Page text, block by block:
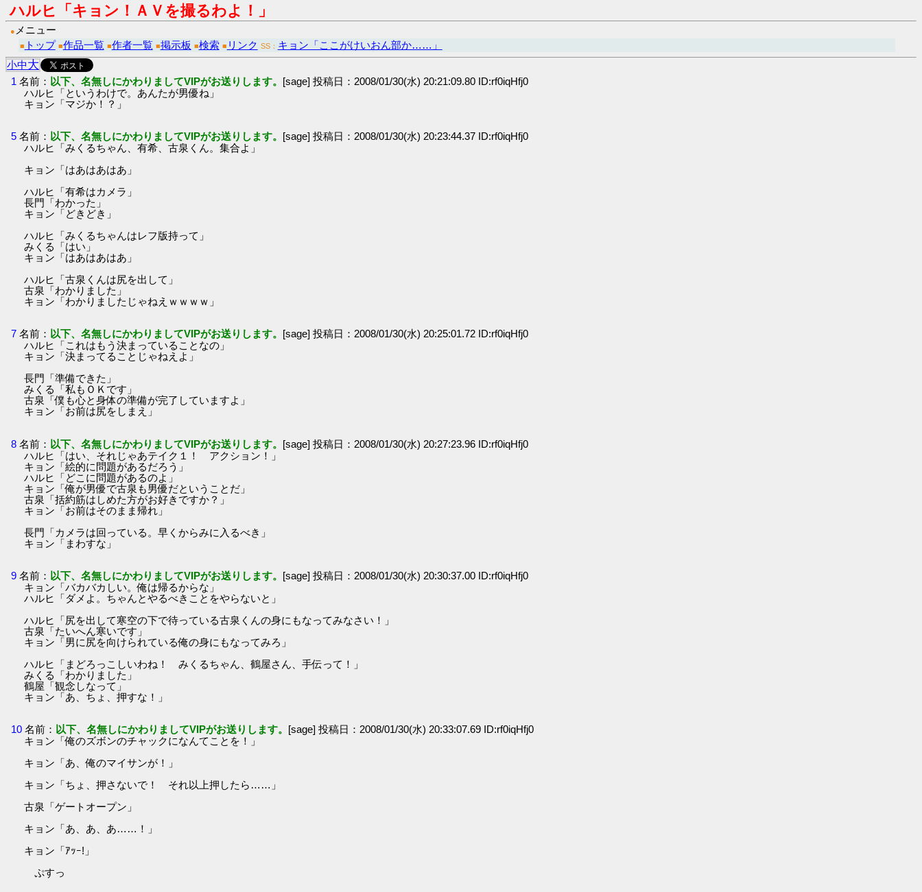
ハルヒ「キョン！ＡＶを撮るわよ！」
● メニュー
■ トップ ■作品一覧 ■作者一覧 ■掲示板 ■検索 ■ リンク SS： キョン「ここがけいおん部か……」
小中大
1 名前： 以下、名無しにかわりましてVIPがお送りします。 [sage] 投稿日：2008/01/30(水) 20:21:09.80 ID:rf0iqHfj0
ハルヒ「というわけで。あんたが男優ね」
キョン「マジか！？」
5 名前： 以下、名無しにかわりましてVIPがお送りします。 [sage] 投稿日：2008/01/30(水) 20:23:44.37 ID:rf0iqHfj0
ハルヒ「みくるちゃん、有希、古泉くん。集合よ」
キョン「はあはあはあ」
ハルヒ「有希はカメラ」
長門「わかった」
キョン「どきどき」
ハルヒ「みくるちゃんはレフ版持って」
みくる「はい」
キョン「はあはあはあ」
ハルヒ「古泉くんは尻を出して」
古泉「わかりました」
キョン「わかりましたじゃねえｗｗｗｗ」
7 名前： 以下、名無しにかわりましてVIPがお送りします。 [sage] 投稿日：2008/01/30(水) 20:25:01.72 ID:rf0iqHfj0
ハルヒ「これはもう決まっていることなの」
キョン「決まってることじゃねえよ」
長門「準備できた」
みくる「私もＯＫです」
古泉「僕も心と身体の準備が完了していますよ」
キョン「お前は尻をしまえ」
8 名前： 以下、名無しにかわりましてVIPがお送りします。 [sage] 投稿日：2008/01/30(水) 20:27:23.96 ID:rf0iqHfj0
ハルヒ「はい、それじゃあテイク１！ アクション！」
キョン「絵的に問題があるだろう」
ハルヒ「どこに問題があるのよ」
キョン「俺が男優で古泉も男優だということだ」
古泉「括約筋はしめた方がお好きですか？」
キョン「お前はそのまま帰れ」
長門「カメラは回っている。早くからみに入るべき」
キョン「まわすな」
9 名前： 以下、名無しにかわりましてVIPがお送りします。 [sage] 投稿日：2008/01/30(水) 20:30:37.00 ID:rf0iqHfj0
キョン「バカバカしい。俺は帰るからな」
ハルヒ「ダメよ。ちゃんとやるべきことをやらないと」
ハルヒ「尻を出して寒空の下で待っている古泉くんの身にもなってみなさい！」
古泉「たいへん寒いです」
キョン「男に尻を向けられている俺の身にもなってみろ」
ハルヒ「まどろっこしいわね！ みくるちゃん、鶴屋さん、手伝って！」
みくる「わかりました」
鶴屋「観念しなって」
キョン「あ、ちょ、押すな！」
10 名前： 以下、名無しにかわりましてVIPがお送りします。 [sage] 投稿日：2008/01/30(水) 20:33:07.69 ID:rf0iqHfj0
キョン「俺のズボンのチャックになんてことを！」
キョン「あ、俺のマイサンが！」
キョン「ちょ、押さないで！ それ以上押したら……」
古泉「ゲートオープン」
キョン「あ、あ、あ……！」
キョン「ｱｯｰ!」
ぷすっ